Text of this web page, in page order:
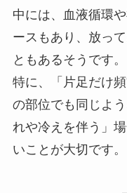
中には、血液循環
ースもあり、放っ
ともあるそうです。
特に、「片足だけ
の部位でも同じよ
れや冷えを伴う」
いことが大切です。